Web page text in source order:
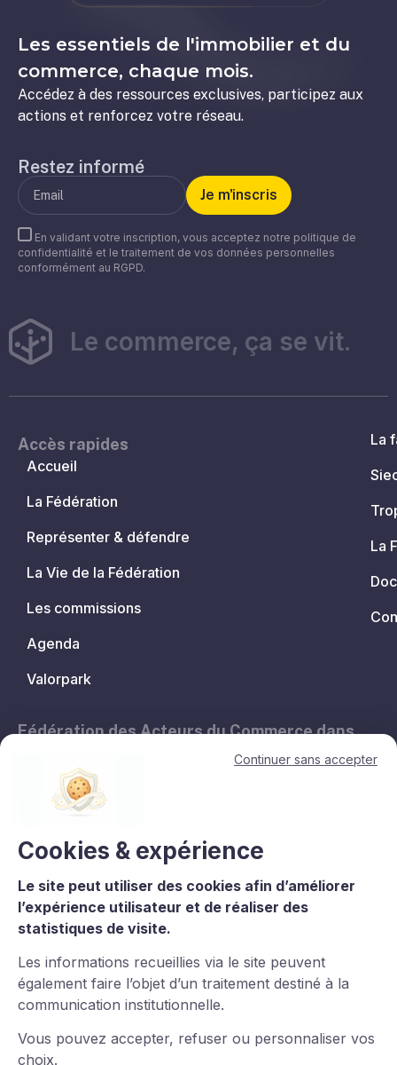
Les essentiels de l'immobilier et du
commerce, chaque mois.
Accédez à des ressources exclusives, participez aux
actions et renforcez votre réseau.
Restez informé
En validant votre inscription, vous acceptez notre politique de
confidentialité et le traitement de vos données personnelles
conformément au RGPD.
Le commerce, ça se vit.
Accès rapides
Accueil
La Fédération
Représenter & défendre
La Vie de la Fédération
Les commissions
Agenda
Valorpark
La
La
Fédération des Acteurs du Commerce dans
11, avenue de l'Opéra - 75001 Paris
contact@lesacteursducommerce.com
+33 1 53 43 82 60
Le CNCC est un organisme de formation enregistré sous le numéro
11756688975 auprès du préfet de région d’Île-de-France. La
certification qualité est délivrée au titre de la catégorie : L.6313-
de Freepik.
Imaginé et conçu par
Continuer sans accepter
Cookies & expérience
Le site peut utiliser des cookies afin d’améliorer
l’expérience utilisateur et de réaliser des
statistiques de visite.
Les informations recueillies via le site peuvent
également faire l’objet d’un traitement destiné à la
communication institutionnelle.
Vous pouvez accepter, refuser ou personnaliser vos
choix.